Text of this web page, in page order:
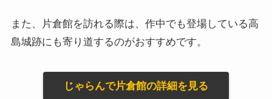
また、片倉館を訪れる際は、作中でも登場している高
島城跡にも寄り道するのがおすすめです。
じゃらんで片倉館の詳細を見る